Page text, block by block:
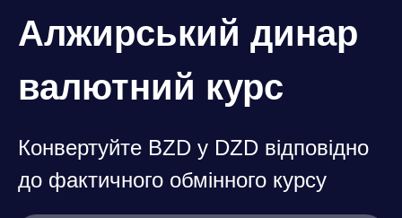
Алжирський динар
валютний курс
Конвертуйте BZD у DZD відповідно
до фактичного обмінного курсу